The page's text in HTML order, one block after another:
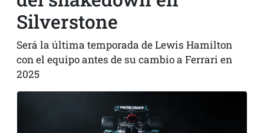
Silverstone
Será la última temporada de Lewis Hamilton
con el equipo antes de su cambio a Ferrari en
2025